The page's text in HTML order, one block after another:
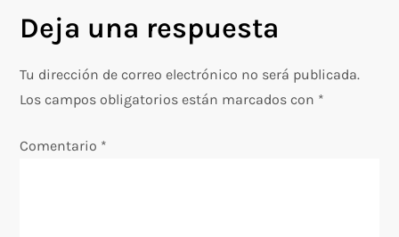
g
a
c
i
Deja una respuesta
Tu dirección de correo electrónico no será publicada.
Los campos obligatorios están marcados con *
Comentario *